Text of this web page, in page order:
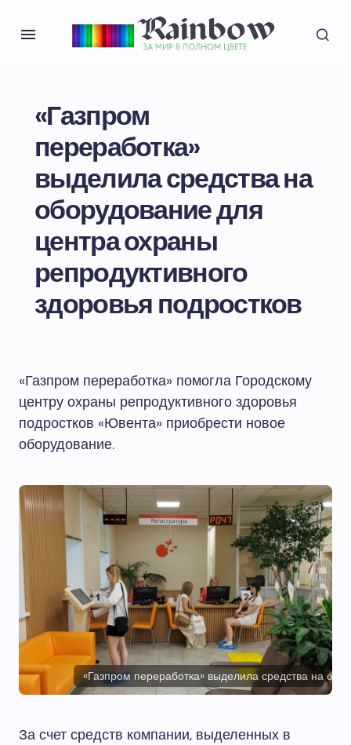
«Газпром
переработка»
выделила средства на
оборудование для
центра охраны
репродуктивного
здоровья подростков
«Газпром переработка» помогла Городскому
центру охраны репродуктивного здоровья
подростков «Ювента» приобрести новое
оборудование.
«Газпром переработка» выделила средства на
За счет средств компании, выделенных в